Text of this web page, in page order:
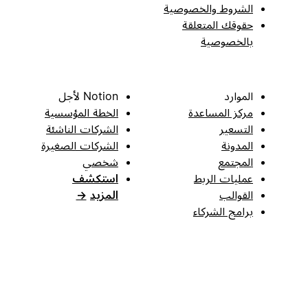
الشروط والخصوصية
حقوقك المتعلقة
بالخصوصية
الموارد
مركز المساعدة
التسعير
المدونة
المجتمع
عمليات الربط
القوالب
برامج الشركاء
Notion لأجل
الخطة المؤسسية
الشركات الناشئة
الشركات الصغيرة
شخصي
استكشف
المزيد →